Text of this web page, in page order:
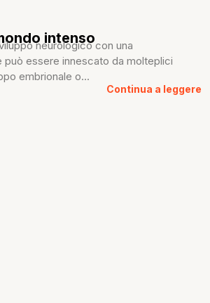
intenso
neurologico con una
essere innescato da molteplici
embrionale o...
Continua a leggere